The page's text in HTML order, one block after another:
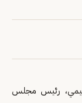
رئيس مجلس